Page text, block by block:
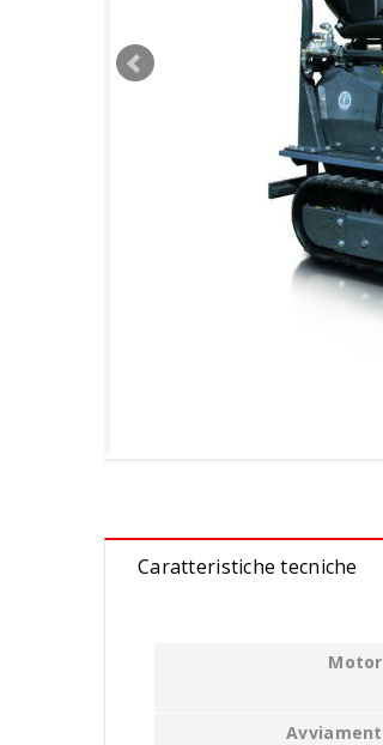
Caratteristiche tecniche